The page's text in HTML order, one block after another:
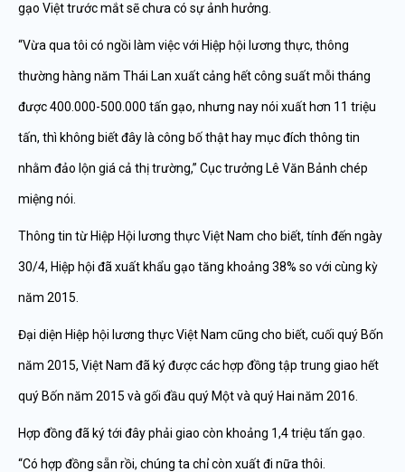
gạo Việt trước mắt sẽ chưa có sự ảnh hưởng.
“Vừa qua tôi có ngồi làm việc với Hiệp hội lương thực, thông
thường hàng năm Thái Lan xuất cảng hết công suất mỗi tháng
được 400.000-500.000 tấn gạo, nhưng nay nói xuất hơn 11 triệu
tấn, thì không biết đây là công bố thật hay mục đích thông tin
nhằm đảo lộn giá cả thị trường,” Cục trưởng Lê Văn Bảnh chép
miệng nói.
Thông tin từ Hiệp Hội lương thực Việt Nam cho biết, tính đến ngày
30/4, Hiệp hội đã xuất khẩu gạo tăng khoảng 38% so với cùng kỳ
năm 2015.
Đại diện Hiệp hội lương thực Việt Nam cũng cho biết, cuối quý Bốn
năm 2015, Việt Nam đã ký được các hợp đồng tập trung giao hết
quý Bốn năm 2015 và gối đầu quý Một và quý Hai năm 2016.
Hợp đồng đã ký tới đây phải giao còn khoảng 1,4 triệu tấn gạo.
“Có hợp đồng sẵn rồi, chúng ta chỉ còn xuất đi nữa thôi.